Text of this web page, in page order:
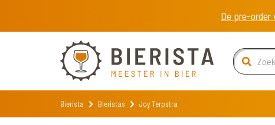
De pre-
Bierista Bieristas Joy Terpstra